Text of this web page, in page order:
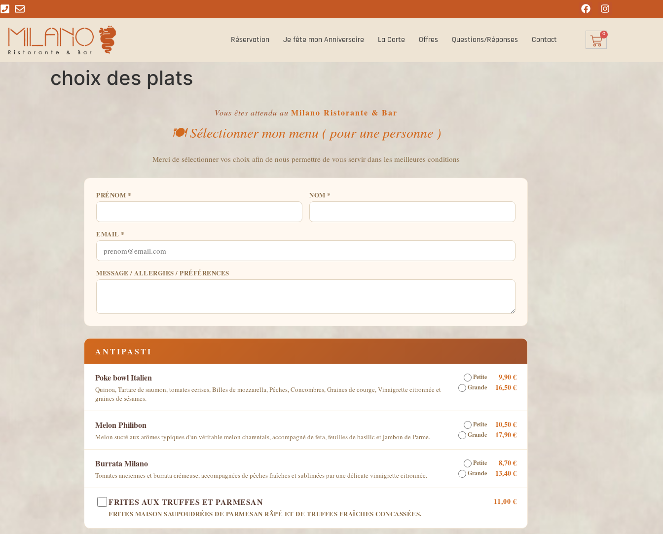
Réservation Je fête mon Anniversaire La Carte Offres Questions/Réponses Contact
0
choix des plats